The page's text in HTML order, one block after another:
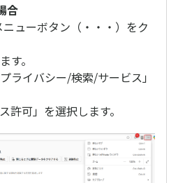
合
ューボタン（・・・）をク
す。
ライバシー/検索/サービス」
許可」を選択します。